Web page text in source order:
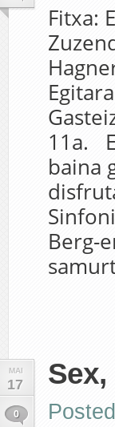
Fitxa:
11a.
baina
Berg-
MAI
17
0